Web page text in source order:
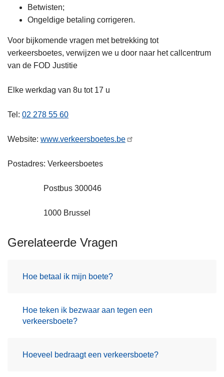
Betwisten;
Ongeldige betaling corrigeren.
Voor bijkomende vragen met betrekking tot
verkeersboetes, verwijzen we u door naar het callcentrum
van de FOD Justitie
Elke werkdag van 8u tot 17 u
Tel: 02 278 55 60
Website: www.verkeersboetes.be
Postadres: Verkeersboetes
Postbus 300046
1000 Brussel
Gerelateerde Vragen
Hoe betaal ik mijn boete?
Hoe teken ik bezwaar aan tegen een
verkeersboete?
Hoeveel bedraagt een verkeersboete?